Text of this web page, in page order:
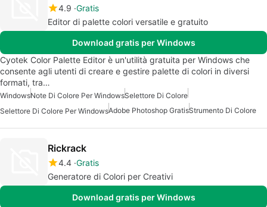
4.9 Gratis
Editor di palette colori versatile e gratuito
Download gratis per Windows
Cyotek Color Palette Editor è un'utilità gratuita per Windows che
consente agli utenti di creare e gestire palette di colori in diversi
formati, tra…
WindowsNote Di Colore Per WindowsSelettore Di Colore
Selettore Di Colore Per WindowsAdobe Photoshop GratisStrumento Di Colore
Rickrack
4.4 Gratis
Generatore di Colori per Creativi
Download gratis per Windows